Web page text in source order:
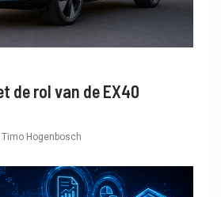
de rol van de EX40
Timo Hogenbosch